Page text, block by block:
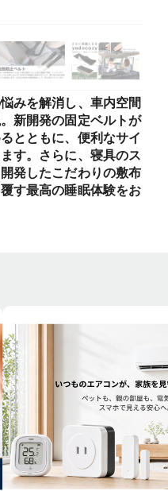
みを解消し、車内空間
新開発の固定ベルトが
とともに、便利なサイ
す。さらに、寝具のス
発したこだわりの敷布
す最高の睡眠体験をお